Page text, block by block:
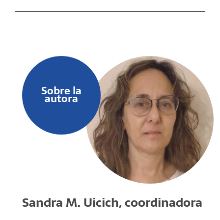
sea que deriven de uno u otro lado del mundo,
osaron sentarse también Lao Tse, Yukio
Mishima y Watsuji Tetsurō.
Sobre la
autora
Sandra M. Uicich, coordinadora